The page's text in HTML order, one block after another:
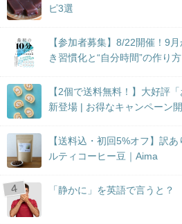
ピ3選
【参加者募集】8/22開催！9
き習慣化と“自分時間”の作り
【2個で送料無料！】大好評
新登場 | お得なキャンペーン
【送料込・初回5%オフ】訳
ルティコーヒー豆｜Aima
「静かに」を英語で言うと？